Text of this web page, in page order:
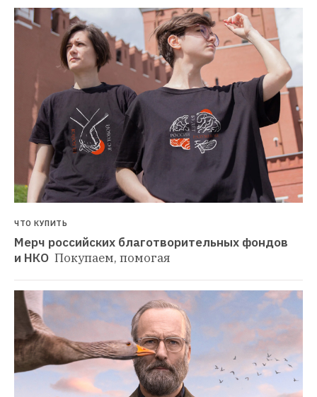
ЧТО КУПИТЬ
Мерч российских благотворительных фондов
и НКО Покупаем, помогая